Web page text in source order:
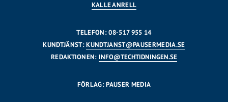
KALLE ANRELL
TELEFON: 08-517 955 14
KUNDTJÄNST:KUNDTJANST@PAUSERMEDIA.SE
REDAKTIONEN: INFO@TECHTIDNINGEN.SE
FÖRLAG: PAUSER MEDIA